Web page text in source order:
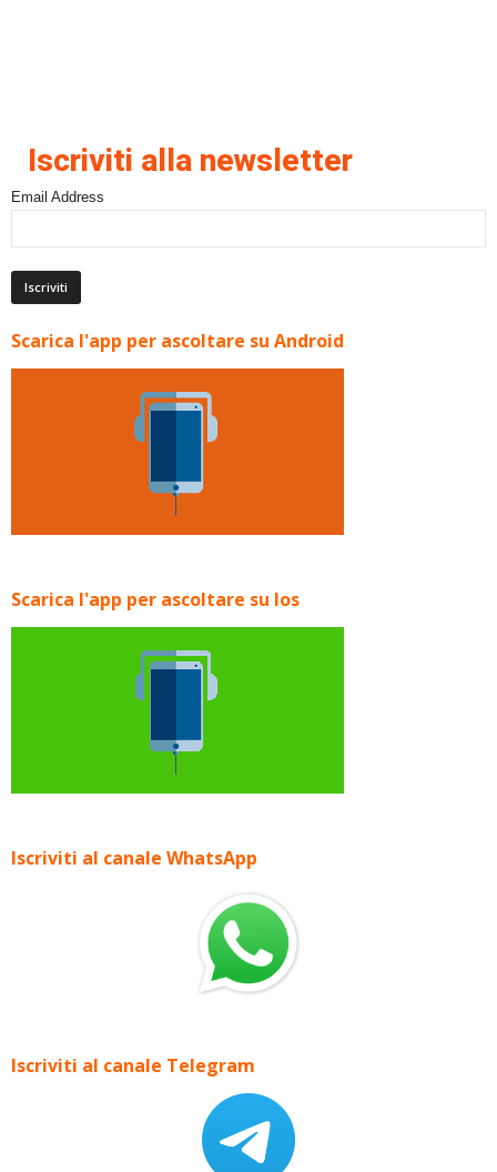
Iscriviti alla newsletter
Email Address
Scarica l'app per ascoltare su Android
Scarica l'app per ascoltare su Ios
Iscriviti al canale WhatsApp
Iscriviti al canale Telegram